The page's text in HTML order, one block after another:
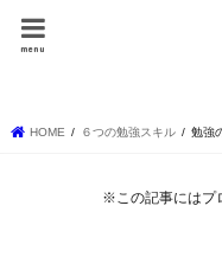
menu
HOME ６つの勉強スキル 勉強
※この記事にはプ